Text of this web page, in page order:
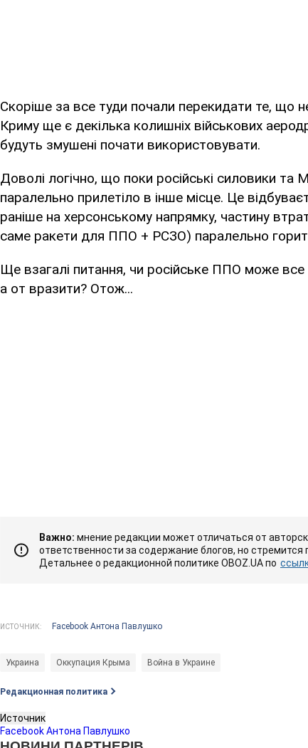
Скоріше за все туди почали перекидати те, що
Криму ще є декілька колишніх військових
будуть змушені почати використовувати.
Доволі логічно, що поки російські силовики
паралельно прилетіло в інше місце. Це
раніше на херсонському напрямку, частину
саме ракети для ППО + РСЗО) паралельно
Ще взагалі питання, чи російське ППО може
а от вразити? Отож...
Важно: мнение редакции может отличаться от
ответственности за содержание блогов, но стремится
Детальнее о редакционной политике OBOZ.UA по
ИСТОЧНИК: Facebook Антона Павлушко
Украина Оккупация Крыма Война в Украине
Редакционная политика
Источник
Facebook Антона Павлушко